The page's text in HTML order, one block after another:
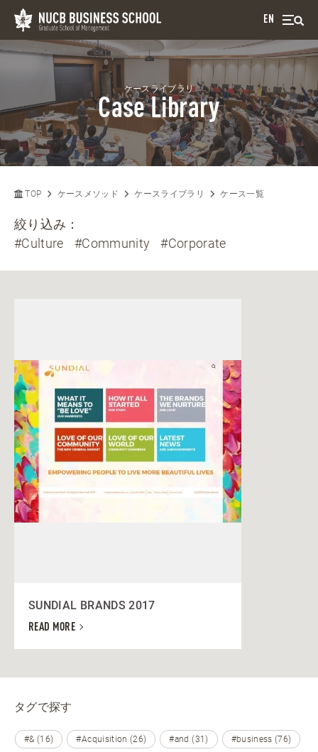
EN
ケースライブラリ
Case Library
TOP ケースメソッド ケースライブラリ ケース一覧
絞り込み：
#Culture
#Community #Corporate
SUNDIAL BRANDS 2017
READ MORE
タグで探す
#& (16) #Acquisition (26) #and (31) #business (76)